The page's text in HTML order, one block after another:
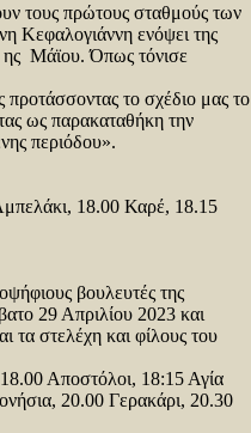
τους πρώτους σταθμούς των
Κεφαλογιάννη ενόψει της
ης Μάϊου. Όπως τόνισε
προτάσσοντας το σχέδιο μας το
ως παρακαταθήκη την
περιόδου».
18.00 Καρέ, 18.15
βουλευτές της
29 Απριλίου 2023 και
τα στελέχη και φίλους του
Αποστόλοι, 18:15 Αγία
20.00 Γερακάρι, 20.30